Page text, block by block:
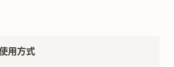
用方式